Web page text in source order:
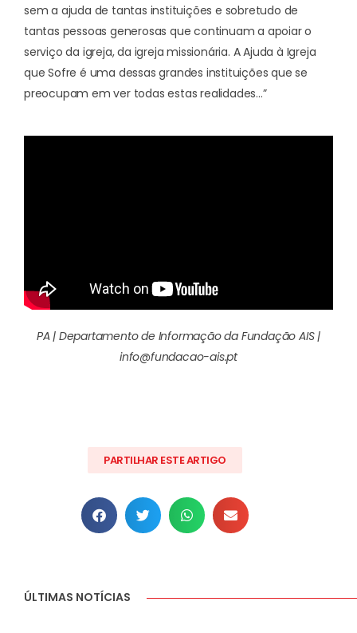
sem a ajuda de tantas instituições e sobretudo de
tantas pessoas generosas que continuam a apoiar o
serviço da igreja, da igreja missionária. A Ajuda à Igreja
que Sofre é uma dessas grandes instituições que se
preocupam em ver todas estas realidades…”
PA | Departamento de Informação da Fundação AIS |
info@fundacao-ais.pt
PARTILHAR ESTE ARTIGO
ÚLTIMAS NOTÍCIAS